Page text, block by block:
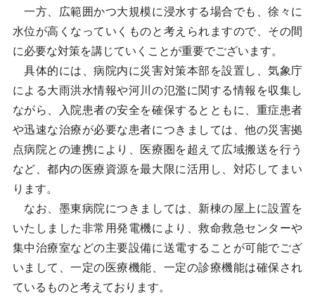
一方、広範囲かつ大規模に浸水する場合でも、徐々に
水位が高くなっていくものと考えられますので、その間
に必要な対策を講じていくことが重要でございます。
具体的には、病院内に災害対策本部を設置し、気象庁
による大雨洪水情報や河川の氾濫に関する情報を収集し
ながら、入院患者の安全を確保するとともに、重症患者
や迅速な治療が必要な患者につきましては、他の災害拠
点病院との連携により、医療圏を超えて広域搬送を行う
など、都内の医療資源を最大限に活用し、対応してまい
ります。
なお、墨東病院につきましては、新棟の屋上に設置を
いたしました非常用発電機により、救命救急センターや
集中治療室などの主要設備に送電することが可能でござ
いまして、一定の医療機能、一定の診療機能は確保され
ているものと考えております。